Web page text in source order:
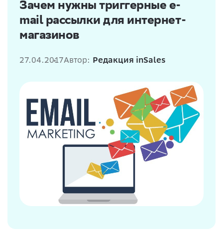
Зачем нужны триггерные e-
mail рассылки для интернет-
магазинов
27.04.2017Автор: Редакция inSales